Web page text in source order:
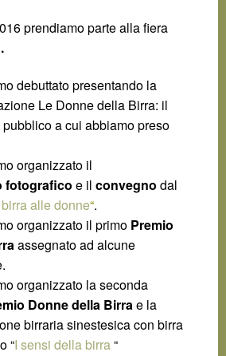
prendiamo parte alla fiera
debuttato presentando la
Le Donne della Birra: il
a cui abbiamo preso
organizzato il
fotografico e il convegno dal
alle donne“.
organizzato il primo Premio
assegnato ad alcune
organizzato la seconda
Donne della Birrae la
birraria sinestesica con birra
“I sensi della birra“